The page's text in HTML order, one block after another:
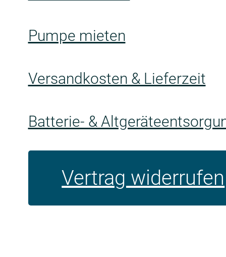
Pumpe mieten
Versandkosten & Lieferzeit
Batterie- &
Vertrag widerrufen